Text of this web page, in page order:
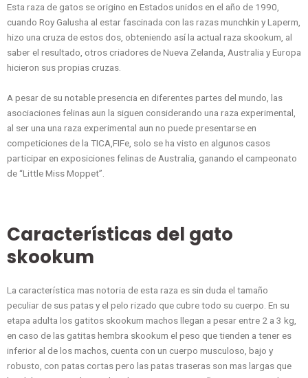
Esta raza de gatos se origino en Estados unidos en el año de 1990,
cuando Roy Galusha al estar fascinada con las razas munchkin y Laperm,
hizo una cruza de estos dos, obteniendo así la actual raza skookum, al
saber el resultado, otros criadores de Nueva Zelanda, Australia y Europa
hicieron sus propias cruzas.
A pesar de su notable presencia en diferentes partes del mundo, las
asociaciones felinas aun la siguen considerando una raza experimental,
al ser una una raza experimental aun no puede presentarse en
competiciones de la TICA,FIFe, solo se ha visto en algunos casos
participar en exposiciones felinas de Australia, ganando el campeonato
de “Little Miss Moppet”.
Características del gato
skookum
La característica mas notoria de esta raza es sin duda el tamaño
peculiar de sus patas y el pelo rizado que cubre todo su cuerpo. En su
etapa adulta los gatitos skookum machos llegan a pesar entre 2 a 3 kg,
en caso de las gatitas hembra skookum el peso que tienden a tener es
inferior al de los machos, cuenta con un cuerpo musculoso, bajo y
robusto, con patas cortas pero las patas traseras son mas largas que